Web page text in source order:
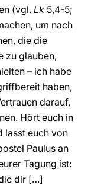
(vgl. Lk 5,4-5;
um nach
die die
zu glauben,
– ich habe
haben,
darauf,
Hört euch in
lasst euch von
Paulus an
Tagung ist:
dir […]